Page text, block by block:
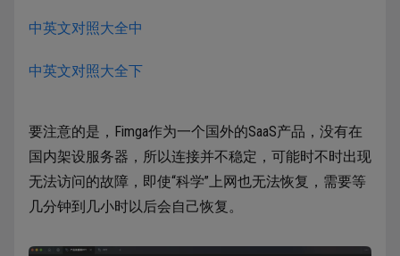
中英文对照大全中
中英文对照大全下
要注意的是，Fimga作为一个国外的SaaS产品，没有在
国内架设服务器，所以连接并不稳定，可能时不时出现
无法访问的故障，即使“科学”上网也无法恢复，需要等
几分钟到几小时以后会自己恢复。